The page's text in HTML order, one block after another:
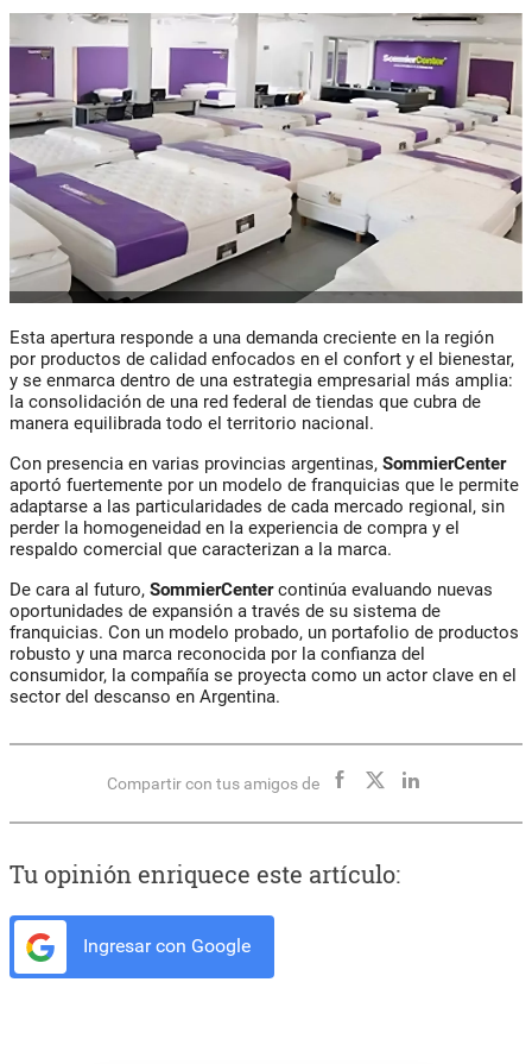
Esta apertura responde a una demanda creciente en la región
por productos de calidad enfocados en el confort y el bienestar,
y se enmarca dentro de una estrategia empresarial más amplia:
la consolidación de una red federal de tiendas que cubra de
manera equilibrada todo el territorio nacional.
Con presencia en varias provincias argentinas, SommierCenter
aportó fuertemente por un modelo de franquicias que le permite
adaptarse a las particularidades de cada mercado regional, sin
perder la homogeneidad en la experiencia de compra y el
respaldo comercial que caracterizan a la marca.
De cara al futuro, SommierCentercontinúa evaluando nuevas
oportunidades de expansión a través de su sistema de
franquicias. Con un modelo probado, un portafolio de productos
robusto y una marca reconocida por la confianza del
consumidor, la compañía se proyecta como un actor clave en el
sector del descanso en Argentina.
Compartir con tus amigos de
Tu opinión enriquece este artículo:
Ingresar con Google